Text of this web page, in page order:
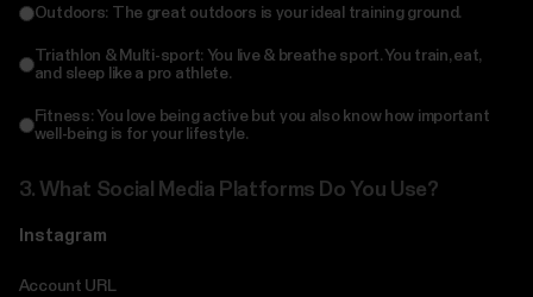
Outdoors: The great outdoors is your ideal training ground.
Triathlon & Multi-sport: You live & breathe sport. You train, eat,
and sleep like a pro athlete.
Fitness: You love being active but you also know how important
well-being is for your lifestyle.
3. What Social Media Platforms Do You Use?
Instagram
Account URL